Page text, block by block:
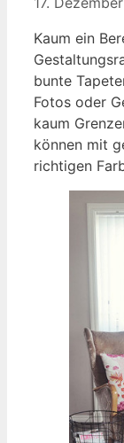
Kaum ein
bunte
Fotos oder
kaum
können mit
richtigen